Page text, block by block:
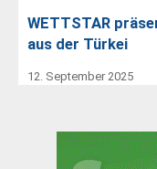
WETTSTAR
aus der Türkei
12. September 2025